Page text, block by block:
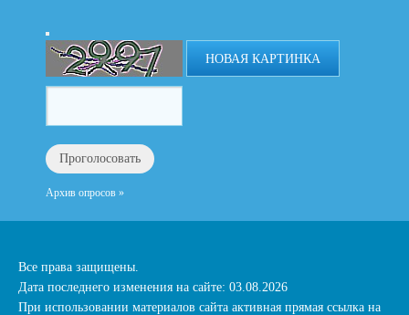
НОВАЯ КАРТИНКА
Архив опросов »
Все права защищены.
Дата последнего изменения на сайте: 03.08.2026
При использовании материалов сайта активная прямая ссылка на